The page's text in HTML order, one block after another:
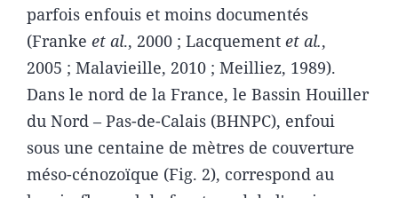
parfois enfouis et moins documentés
(Franke et al., 2000 ; Lacquement et al.,
2005 ; Malavieille, 2010 ; Meilliez, 1989).
Dans le nord de la France, le Bassin Houiller
du Nord – Pas-de-Calais (BHNPC), enfoui
sous une centaine de mètres de couverture
méso-cénozoïque (Fig. 2), correspond au